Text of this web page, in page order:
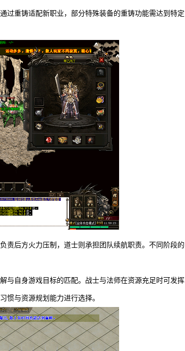
过重铸适配新职业，部分特殊装备的重铸功能需达到特定
责后方火力压制，道士则承担团队续航职责。不同阶段的
与自身游戏目标的匹配。战士与法师在资源充足时可发挥
惯与资源规划能力进行选择。